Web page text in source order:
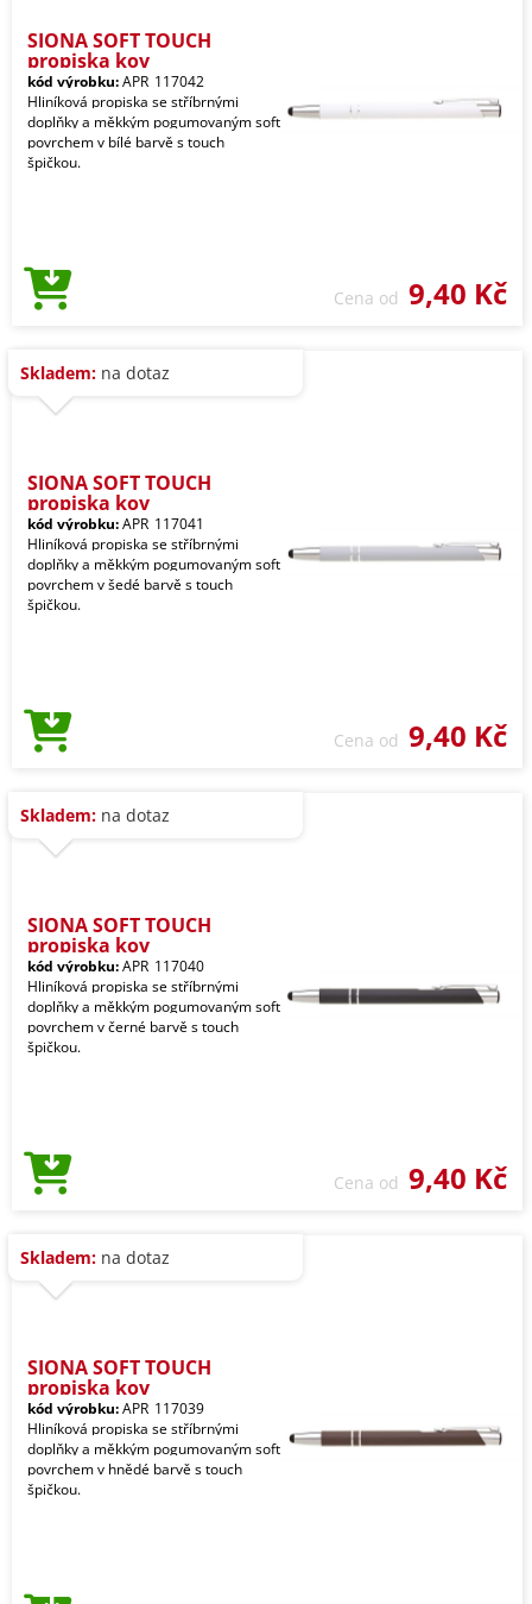
SIONA SOFT TOUCH
propiska kov
kód výrobku:APR_117042
Hliníková propiska se stříbrnými
doplňky a měkkým pogumovaným soft
povrchem v bílé barvě s touch
špičkou.
Cena od 9,40 Kč
Skladem: na dotaz
SIONA SOFT TOUCH
propiska kov
kód výrobku:APR_117041
Hliníková propiska se stříbrnými
doplňky a měkkým pogumovaným soft
povrchem v šedé barvě s touch
špičkou.
Cena od 9,40 Kč
Skladem: na dotaz
SIONA SOFT TOUCH
propiska kov
kód výrobku:APR_117040
Hliníková propiska se stříbrnými
doplňky a měkkým pogumovaným soft
povrchem v černé barvě s touch
špičkou.
Cena od 9,40 Kč
Skladem: na dotaz
SIONA SOFT TOUCH
propiska kov
kód výrobku:APR_117039
Hliníková propiska se stříbrnými
doplňky a měkkým pogumovaným soft
povrchem v hnědé barvě s touch
špičkou.